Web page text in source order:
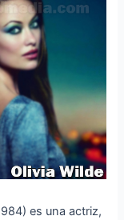
es una actriz,